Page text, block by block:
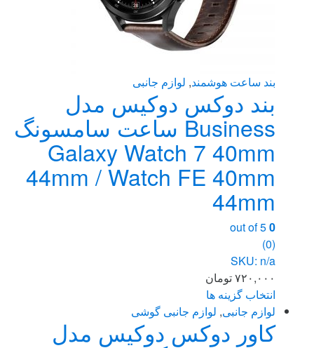
بند ساعت هوشمند, لوازم جانبی
بند دوکس دوکیس مدل
Business ساعت سامسونگ
Galaxy Watch 7 40mm
44mm / Watch FE 40mm
44mm
0
(0)
SKU: n/a
۷۲۰,۰۰۰تومان
انتخاب گزینه ها
این
محصول
دارای
لوازم جانبی, لوازم جانبی گوشی
کاور دوکس دوکیس مدل